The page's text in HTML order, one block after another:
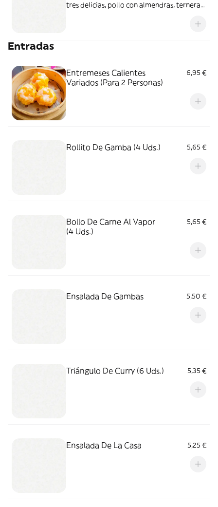
tres delicias, pollo con almendras, ternera
Entradas
Entremeses Calientes
Variados (Para 2 Personas)
6,95 €
Rollito De Gamba (4 Uds.) 5,65 €
Bollo De Carne Al Vapor
(4 Uds.)
5,65 €
Ensalada De Gambas 5,50 €
Triángulo De Curry (6 Uds.) 5,35 €
Ensalada De La Casa 5,25 €